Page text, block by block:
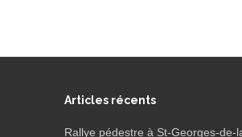
Articles récents
Rallye pédestre à St-Georges-de-